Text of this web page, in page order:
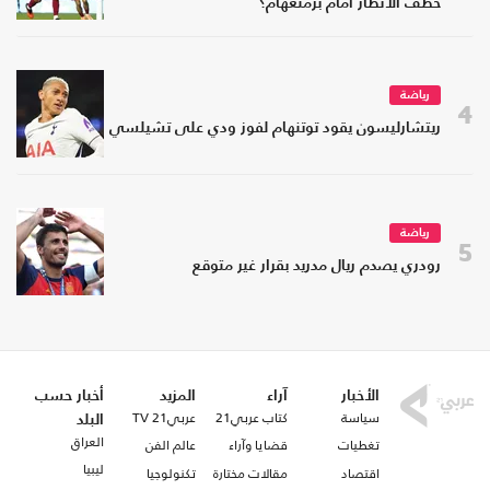
خطف الأنظار أمام برمنغهام؟
4
رياضة
ريتشارليسون يقود توتنهام لفوز ودي على تشيلسي
5
رياضة
رودري يصدم ريال مدريد بقرار غير متوقع
الأخبار
سياسة
تغطيات
اقتصاد
آراء
كتاب عربي21
قضايا وآراء
مقالات مختارة
المزيد
عربي21 TV
عالم الفن
تكنولوجيا
أخبار حسب
البلد
العراق
ليبيا